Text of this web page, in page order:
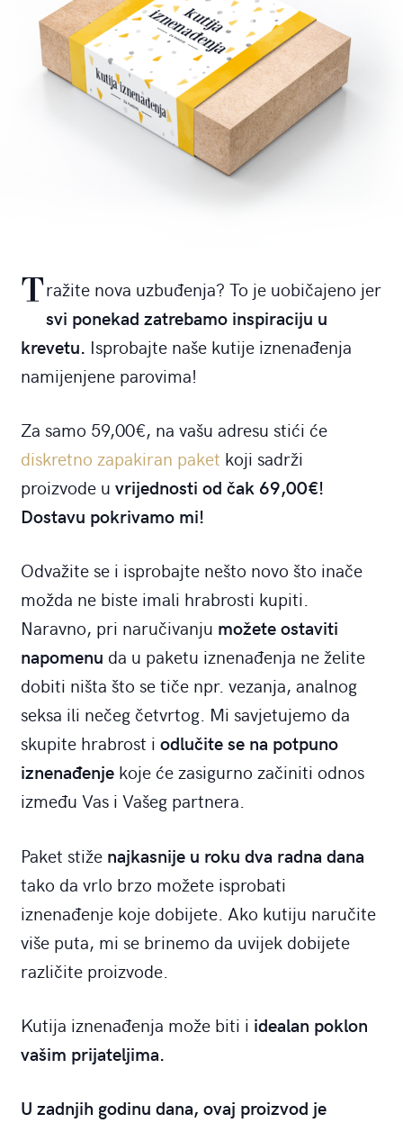
Tražite nova uzbuđenja? To je uobičajeno jer
svi ponekad zatrebamo inspiraciju u
krevetu. Isprobajte naše kutije iznenađenja
namijenjene parovima!
Za samo 59,00€, na vašu adresu stići će
diskretno zapakiran paket koji sadrži
proizvode u vrijednosti od čak 69,00€!
Dostavu pokrivamo mi!
Odvažite se i isprobajte nešto novo što inače
možda ne biste imali hrabrosti kupiti.
Naravno, pri naručivanju možete ostaviti
napomenu da u paketu iznenađenja ne želite
dobiti ništa što se tiče npr. vezanja, analnog
seksa ili nečeg četvrtog. Mi savjetujemo da
skupite hrabrost i odlučite se na potpuno
iznenađenjekoje će zasigurno začiniti odnos
između Vas i Vašeg partnera.
Paket stiže najkasnije u roku dva radna dana
tako da vrlo brzo možete isprobati
iznenađenje koje dobijete. Ako kutiju naručite
više puta, mi se brinemo da uvijek dobijete
različite proizvode.
Kutija iznenađenja može biti i idealan poklon
vašim prijateljima.
U zadnjih godinu dana, ovaj proizvod je